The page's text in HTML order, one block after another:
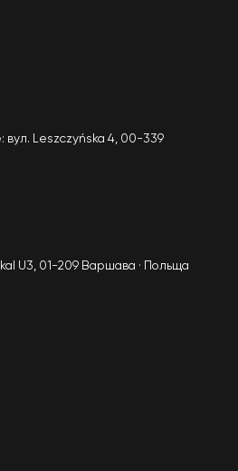
вул. Leszczyńska 4, 00-339
U3, 01-209 Варшава · Польща